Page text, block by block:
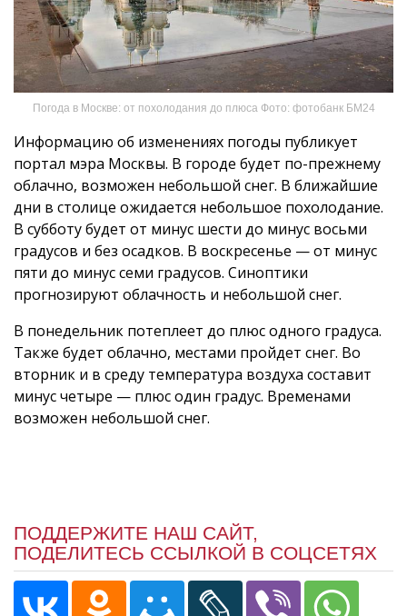
Погода в Москве: от похолодания до плюса Фото: фотобанк БМ24
Информацию об изменениях погоды публикует
портал мэра Москвы. В городе будет по-прежнему
облачно, возможен небольшой снег. В ближайшие
дни в столице ожидается небольшое похолодание.
В субботу будет от минус шести до минус восьми
градусов и без осадков. В воскресенье — от минус
пяти до минус семи градусов. Синоптики
прогнозируют облачность и небольшой снег.
В понедельник потеплеет до плюс одного градуса.
Также будет облачно, местами пройдет снег. Во
вторник и в среду температура воздуха составит
минус четыре — плюс один градус. Временами
возможен небольшой снег.
ПОДДЕРЖИТЕ НАШ САЙТ,
ПОДЕЛИТЕСЬ ССЫЛКОЙ В СОЦСЕТЯХ